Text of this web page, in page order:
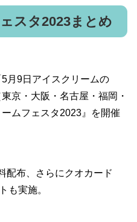
スタ2023まとめ
月9日アイスクリームの
京・大阪・名古屋・福岡・
ムフェスタ2023』を開催
配布、さらにクオカード
も実施。